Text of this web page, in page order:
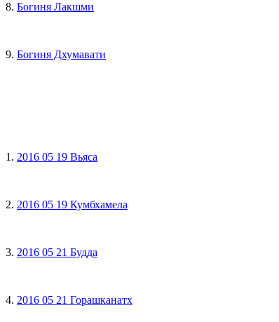
8. Богиня Лакшми
9. Богиня Дхумавати
1. 2016 05 19 Вьяса
2. 2016 05 19 Кумбхамела
3. 2016 05 21 Будда
4. 2016 05 21 Горашканатх